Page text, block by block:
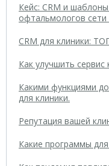
Кейс: CRM и
офтальмологов сети
CRM для клиники:
Как улучшить сервис
Какими функциями
для клиники.
Репутация вашей
Какие программы